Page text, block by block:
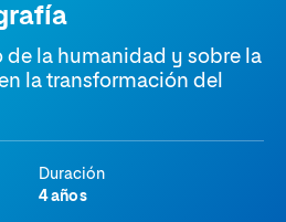
de la humanidad y sobre la
la transformación del
Duración
4 años